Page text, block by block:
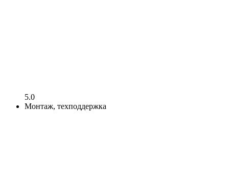
5.0
Монтаж, техподдержка